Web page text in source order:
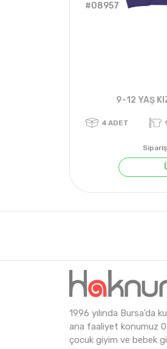
#08957
9-12 YAŞ
4 ADET
1996 yılında Bursa'da
ana faaliyet konumuz
çocuk giyim ve bebek